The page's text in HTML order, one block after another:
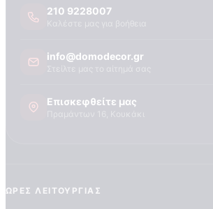
210 9228007
info@domodecor.gr
Επισκεφθείτε μας
ΏΡΕΣ ΛΕΙΤΟΥΡΓΊΑΣ